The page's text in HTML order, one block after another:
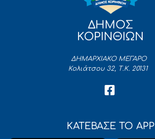
ΔΗΜΟΣ
ΚΟΡΙΝΘΙΩΝ
ΔΗΜΑΡΧΙΑΚΟ ΜΕΓΑΡΟ
Κολιάτσου 32, Τ.Κ. 20131
ΚΑΤΕΒΑΣΕ ΤΟ APP